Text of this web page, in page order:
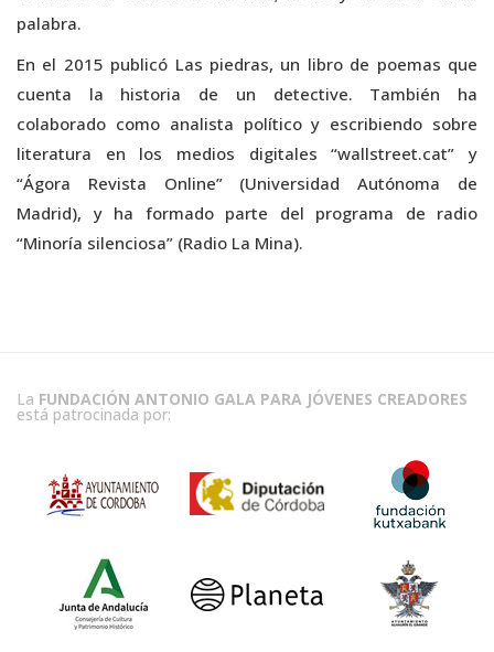
palabra.
En el 2015 publicó Las piedras, un libro de poemas que
cuenta la historia de un detective. También ha
colaborado como analista político y escribiendo sobre
literatura en los medios digitales “wallstreet.cat” y
“Ágora Revista Online” (Universidad Autónoma de
Madrid), y ha formado parte del programa de radio
“Minoría silenciosa” (Radio La Mina).
La FUNDACIÓN ANTONIO GALA PARA JÓVENES CREADORES
está patrocinada por: